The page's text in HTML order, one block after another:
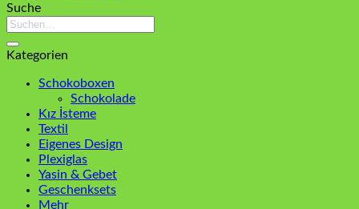
Suche
Suchen
Kategorien
Schokoboxen
Schokolade
Kız İsteme
Textil
Eigenes Design
Plexiglas
Yasin & Gebet
Geschenksets
Mehr